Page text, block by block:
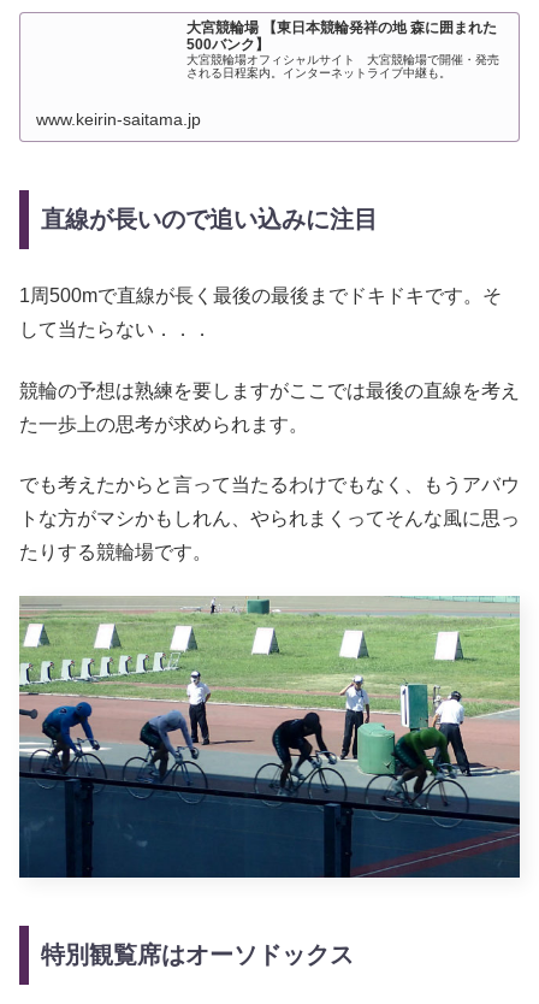
大宮競輪場 【東日本競輪発祥の地 森に囲まれた
500バンク】
大宮競輪場オフィシャルサイト 大宮競輪場で開催・発売
される日程案内。インターネットライブ中継も。
www.keirin-saitama.jp
直線が長いので追い込みに注目
1周500mで直線が長く最後の最後までドキドキです。そ
して当たらない．．．
競輪の予想は熟練を要しますがここでは最後の直線を考え
た一歩上の思考が求められます。
でも考えたからと言って当たるわけでもなく、もうアバウ
トな方がマシかもしれん、やられまくってそんな風に思っ
たりする競輪場です。
特別観覧席はオーソドックス